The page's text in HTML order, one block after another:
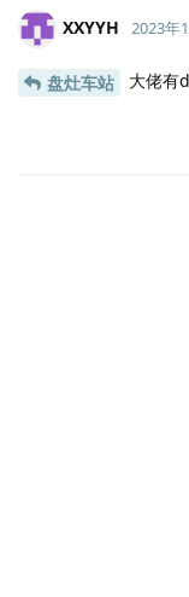
XXYYH 2023年
盘灶车站 大佬有